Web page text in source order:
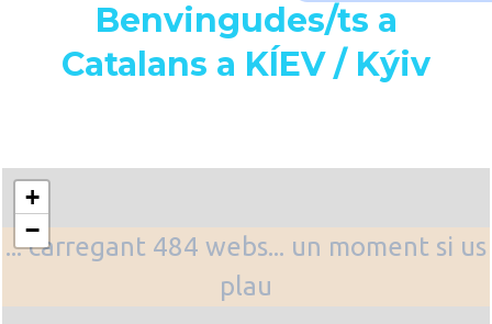
Benvingudes/ts a
Catalans a KÍEV / Kýiv
... carregant 484 webs... un moment si us
plau
+
−